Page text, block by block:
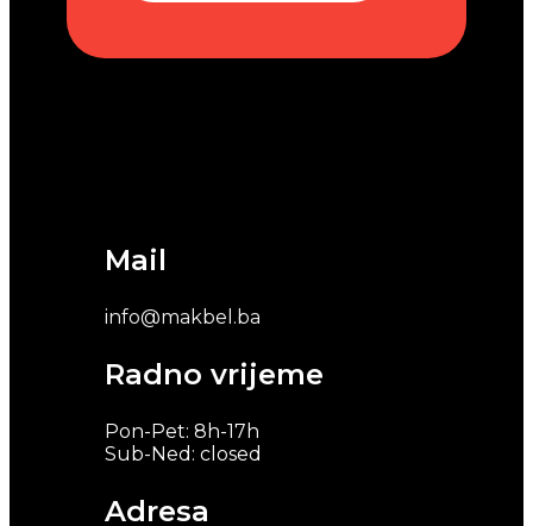
Mail
info@makbel.ba
Radno vrijeme
Pon-Pet: 8h-17h
Sub-Ned: closed
Adresa